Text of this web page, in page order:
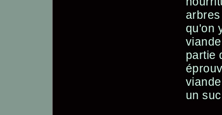
qu'on
partie
un